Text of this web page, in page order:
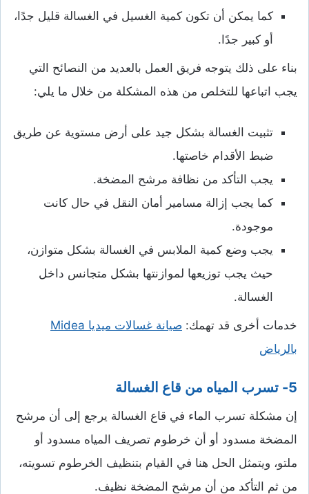
كما يمكن أن تكون كمية الغسيل في الغسالة قليل جدًا،
أو كبير جدًا.
بناء على ذلك يتوجه فريق العمل بالعديد من النصائح التي
يجب اتباعها للتخلص من هذه المشكلة من خلال ما يلي:
تثبيت الغسالة بشكل جيد على أرض مستوية عن طريق
ضبط الأقدام خاصتها.
يجب التأكد من نظافة مرشح المضخة.
كما يجب إزالة مسامير أمان النقل في حال كانت
موجودة.
يجب وضع كمية الملابس في الغسالة بشكل متوازن،
حيث يجب توزيعها لموازنتها بشكل متجانس داخل
الغسالة.
خدمات أخرى قد تهمك:
صيانة غسالات ميديا Midea
بالرياض
5- تسرب المياه من قاع الغسالة
إن مشكلة تسرب الماء في قاع الغسالة يرجع إلى أن مرشح
المضخة مسدود أو أن خرطوم تصريف المياه مسدود أو
ملتو، ويتمثل الحل هنا في القيام بتنظيف الخرطوم تسويته،
من ثم التأكد من أن مرشح المضخة نظيف.